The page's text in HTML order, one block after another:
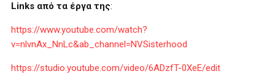
Links από τα έργα της:
https://www.youtube.com/watch?
v=nlvnAx_NnLc&ab_channel=NVSisterhood
https://studio.youtube.com/video/6ADzfT-0XeE/edit